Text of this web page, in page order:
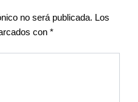
no será publicada. Los
con *